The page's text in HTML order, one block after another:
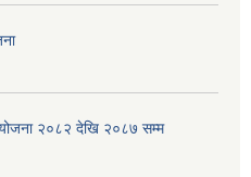
२०८२ देखि २०८७ सम्म